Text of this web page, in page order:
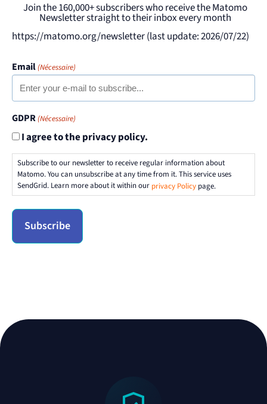
Join the 160,000+ subscribers who receive the Matomo
Newsletter straight to their inbox every month
https://matomo.org/newsletter (last update: 2026/07/22)
Email(Nécessaire)
GDPR(Nécessaire)
I agree to the privacy policy.
Subscribe to our newsletter to receive regular information about
Matomo. You can unsubscribe at any time from it. This service uses
SendGrid. Learn more about it within our privacy Policy page.